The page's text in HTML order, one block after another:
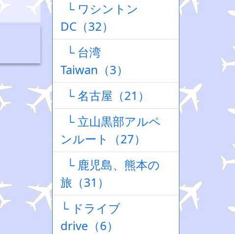
└ ワシントン
DC（32）
└ 台湾
Taiwan（3）
└ 名古屋（21）
└ 立山黒部アルペ
ンルート（27）
└ 鹿児島、熊本の
旅（31）
└ ドライブ
drive（6）